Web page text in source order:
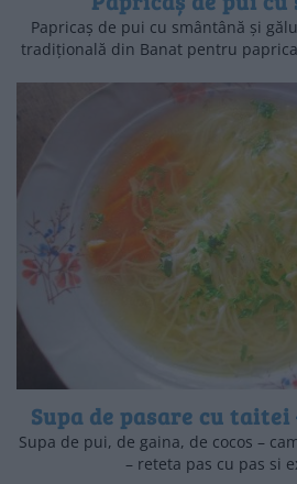
Papricaș de pui cu smântână și
tradițională din Banat pentru
Supa de pasare cu taitei
Supa de pui, de gaina, de cocos –
– reteta pas cu pas si